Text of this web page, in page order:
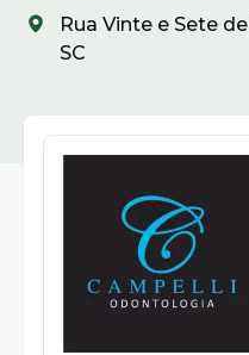
Rua Vinte e Sete
SC